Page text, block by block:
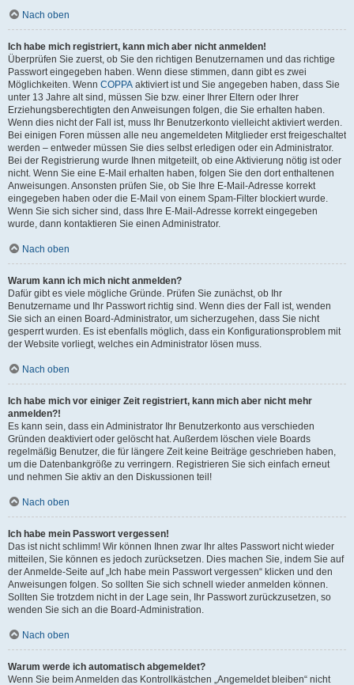
Nach oben
Ich habe mich registriert, kann mich aber nicht anmelden!
Überprüfen Sie zuerst, ob Sie den richtigen Benutzernamen und das richtige
Passwort eingegeben haben. Wenn diese stimmen, dann gibt es zwei
Möglichkeiten. Wenn COPPA aktiviert ist und Sie angegeben haben, dass Sie
unter 13 Jahre alt sind, müssen Sie bzw. einer Ihrer Eltern oder Ihrer
Erziehungsberechtigten den Anweisungen folgen, die Sie erhalten haben.
Wenn dies nicht der Fall ist, muss Ihr Benutzerkonto vielleicht aktiviert werden.
Bei einigen Foren müssen alle neu angemeldeten Mitglieder erst freigeschaltet
werden – entweder müssen Sie dies selbst erledigen oder ein Administrator.
Bei der Registrierung wurde Ihnen mitgeteilt, ob eine Aktivierung nötig ist oder
nicht. Wenn Sie eine E-Mail erhalten haben, folgen Sie den dort enthaltenen
Anweisungen. Ansonsten prüfen Sie, ob Sie Ihre E-Mail-Adresse korrekt
eingegeben haben oder die E-Mail von einem Spam-Filter blockiert wurde.
Wenn Sie sich sicher sind, dass Ihre E-Mail-Adresse korrekt eingegeben
wurde, dann kontaktieren Sie einen Administrator.
Nach oben
Warum kann ich mich nicht anmelden?
Dafür gibt es viele mögliche Gründe. Prüfen Sie zunächst, ob Ihr
Benutzername und Ihr Passwort richtig sind. Wenn dies der Fall ist, wenden
Sie sich an einen Board-Administrator, um sicherzugehen, dass Sie nicht
gesperrt wurden. Es ist ebenfalls möglich, dass ein Konfigurationsproblem mit
der Website vorliegt, welches ein Administrator lösen muss.
Nach oben
Ich habe mich vor einiger Zeit registriert, kann mich aber nicht mehr
anmelden?!
Es kann sein, dass ein Administrator Ihr Benutzerkonto aus verschieden
Gründen deaktiviert oder gelöscht hat. Außerdem löschen viele Boards
regelmäßig Benutzer, die für längere Zeit keine Beiträge geschrieben haben,
um die Datenbankgröße zu verringern. Registrieren Sie sich einfach erneut
und nehmen Sie aktiv an den Diskussionen teil!
Nach oben
Ich habe mein Passwort vergessen!
Das ist nicht schlimm! Wir können Ihnen zwar Ihr altes Passwort nicht wieder
mitteilen, Sie können es jedoch zurücksetzen. Dies machen Sie, indem Sie auf
der Anmelde-Seite auf „Ich habe mein Passwort vergessen“ klicken und den
Anweisungen folgen. So sollten Sie sich schnell wieder anmelden können.
Sollten Sie trotzdem nicht in der Lage sein, Ihr Passwort zurückzusetzen, so
wenden Sie sich an die Board-Administration.
Nach oben
Warum werde ich automatisch abgemeldet?
Wenn Sie beim Anmelden das Kontrollkästchen „Angemeldet bleiben“ nicht